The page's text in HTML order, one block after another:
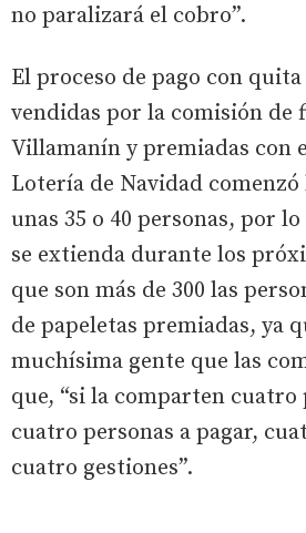
no paralizará el cobro”.
El proceso de pago con
vendidas por la comisión de
Villamanín y premiadas con
Lotería de Navidad comenzó
unas 35 o 40 personas, por
se extienda durante los
que son más de 300 las
de papeletas premiadas, ya
muchísima gente que las
que, “si la comparten cuatro
cuatro personas a pagar,
cuatro gestiones”.